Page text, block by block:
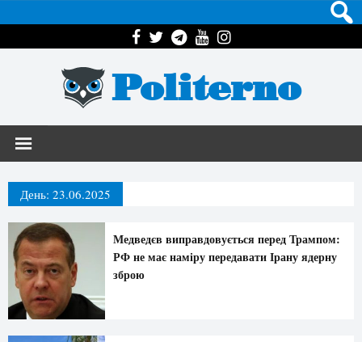
Politerno
День: 23.06.2025
Медведєв виправдовується перед Трампом:
РФ не має наміру передавати Ірану ядерну
зброю